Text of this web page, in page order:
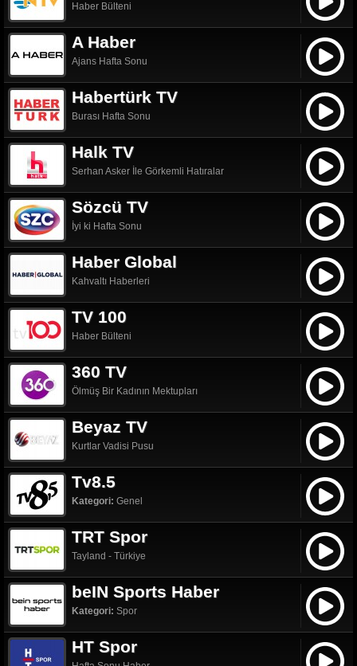
Haber Bülteni
A Haber
Ajans Hafta Sonu
Habertürk TV
Burası Hafta Sonu
Halk TV
Serhan Asker İle Görkemli Hatıralar
Sözcü TV
İyi ki Hafta Sonu
Haber Global
Kahvaltı Haberleri
TV 100
Haber Bülteni
360 TV
Ölmüş Bir Kadının Mektupları
Beyaz TV
Kurtlar Vadisi Pusu
Tv8.5
Kategori: Genel
TRT Spor
Tayland - Türkiye
beIN Sports Haber
Kategori: Spor
HT Spor